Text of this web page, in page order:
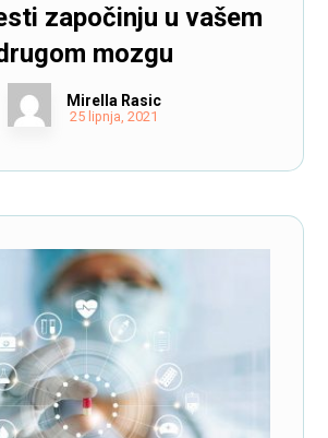
započinju u vašem
mozgu
Mirella Rasic
25 lipnja, 2021